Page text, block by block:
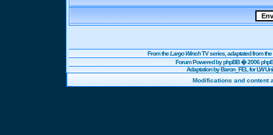
From theLargo WinchTV series, adaptated from
Forum Powered byphpBB� 2006
Adaptation by Baron_FEL for LW
Modifications and content